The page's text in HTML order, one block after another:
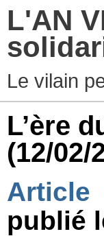
L'AN
Le vilain
L’ère
(12/02/
publié